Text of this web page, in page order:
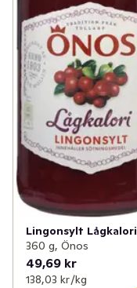
Lingonsylt Lågkalori
360 g, Önos
49,69 kr
138,03 kr /kg